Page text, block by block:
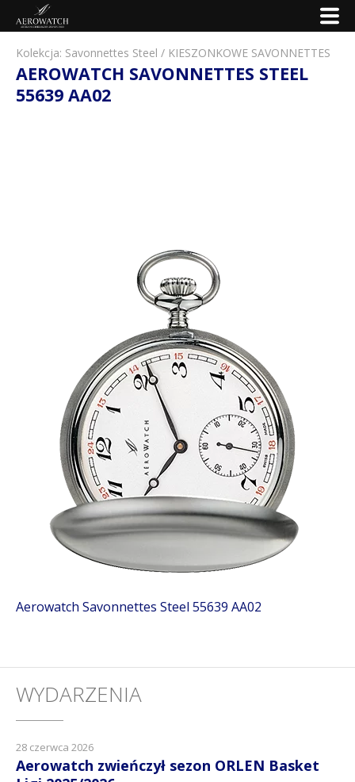
Kolekcja: Savonnettes Steel / KIESZONKOWE SAVONNETTES
AEROWATCH SAVONNETTES STEEL
55639 AA02
Aerowatch Savonnettes Steel 55639 AA02
WYDARZENIA
28 czerwca 2026
Aerowatch zwieńczył sezon ORLEN Basket